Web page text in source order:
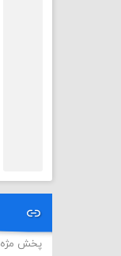
پخش مژه